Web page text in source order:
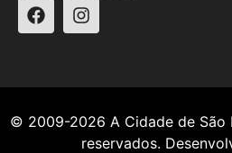
© 2009-2026 A Cidade de São
reservados.